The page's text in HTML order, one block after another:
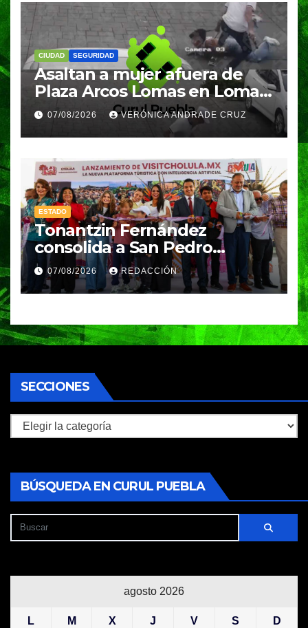
CIUDAD SEGURIDAD
Asaltan a mujer afuera de
Plaza Arcos Lomas en Lomas
de Angelópolis; delincuentes
huyeron en auto
07/08/2026 VERÓNICA ANDRADE CRUZ
ESTADO
Tonantzin Fernández
consolida a San Pedro
Cholula como referente en
turismo inteligente
07/08/2026 REDACCIÓN
SECCIONES
Secciones
BÚSQUEDA EN CURUL PUEBLA
agosto 2026
L M X J V S D